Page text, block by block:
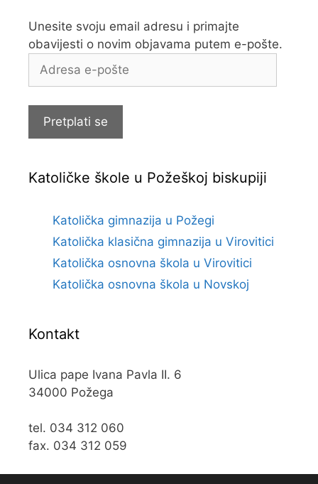
Unesite svoju email adresu i primajte
obavijesti o novim objavama putem e-pošte.
Adresa
Pretplati se
Katoličke škole u Požeškoj biskupiji
Katolička gimnazija u Požegi
Katolička klasična gimnazija u Virovitici
Katolička osnovna škola u Virovitici
Katolička osnovna škola u Novskoj
Kontakt
Ulica pape Ivana Pavla II. 6
34000 Požega
tel. 034 312 060
fax. 034 312 059